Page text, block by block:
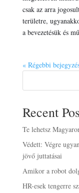
csak az arra
területre,
a bevezetésük és
« Régebbi
Recent
Te lehetsz
Védett: Végre
jövő juttatásai
Amikor a robot
HR-esek tengerre